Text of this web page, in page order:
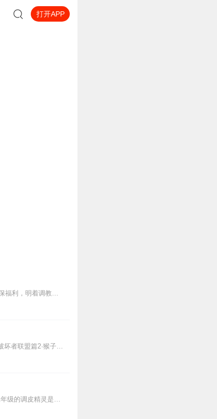
打开APP
【内容简介】京城人都知道，楚天阙看上定国候府的云珂了。为了将人给哄回家，暗中送丰胸膏保福利，明着调教丫头暗卫求幸福。更是百依百顺带她上战场亲手上交帅印，未来王妃...
【适听年龄】7岁+《猴子警长科学探案记》系列《破坏者联盟篇1·猴子警长科学探案记》>>>《破坏者联盟篇2·猴子警长科学探案记》>>>《破坏者联盟篇3·猴子警长科...
主讲人:刘艳丽著名小说演播艺术家、朗诵艺术家、语言艺术教育专家一年级的好奇宝宝是我，二年级的调皮精灵是我，三年级的冒险达人是我，四年级的思考小能手...